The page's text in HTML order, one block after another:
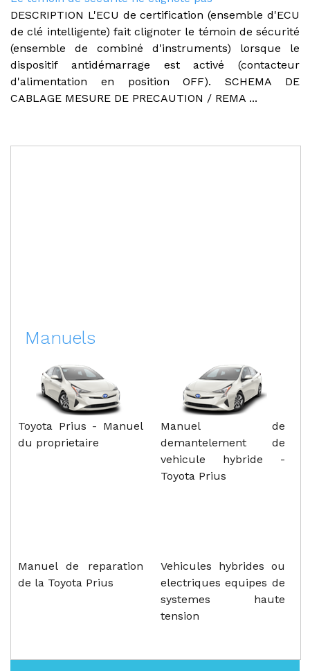
DESCRIPTION L'ECU de certification (ensemble d'ECU
de clé intelligente) fait clignoter le témoin de sécurité
(ensemble de combiné d'instruments) lorsque le
dispositif antidémarrage est activé (contacteur
d'alimentation en position OFF). SCHEMA DE
CABLAGE MESURE DE PRECAUTION / REMA ...
Manuels
Toyota Prius - Manuel
du proprietaire
Manuel de
demantelement de
vehicule hybride -
Toyota Prius
Manuel de reparation
de la Toyota Prius
Vehicules hybrides ou
electriques equipes de
systemes haute
tension